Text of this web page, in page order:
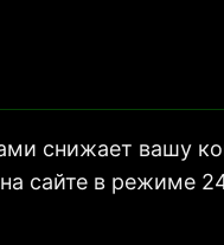
снижает вашу
сайте в режиме